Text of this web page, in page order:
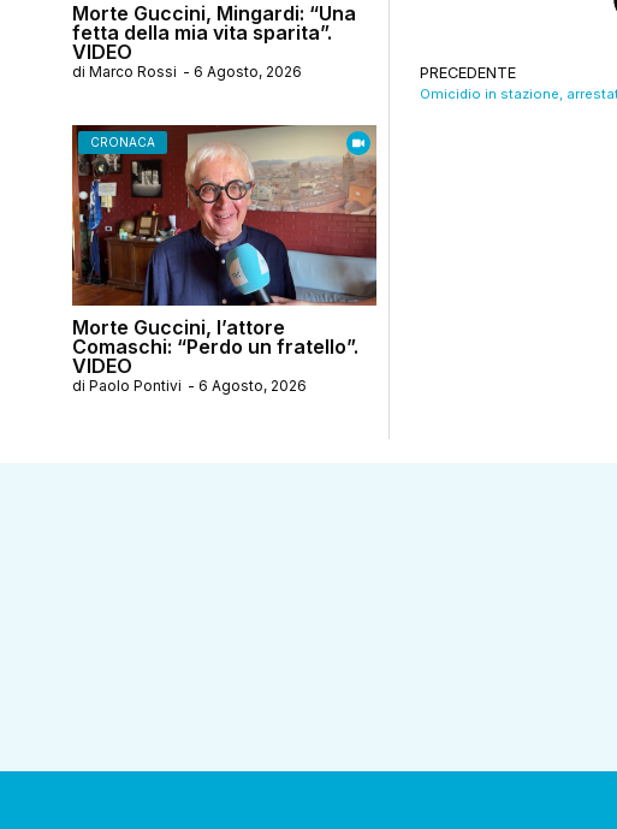
Morte Guccini, Mingardi: “Una
fetta della mia vita sparita”.
VIDEO
di Marco Rossi - 6 Agosto, 2026
CRONACA
Morte Guccini, l’attore
Comaschi: “Perdo un fratello”.
VIDEO
di Paolo Pontivi - 6 Agosto, 2026
PRECEDENTE